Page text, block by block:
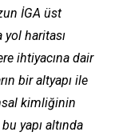
İGA üst
yol haritası
ihtiyacına dair
bir altyapı ile
kimliğinin
yapı altında